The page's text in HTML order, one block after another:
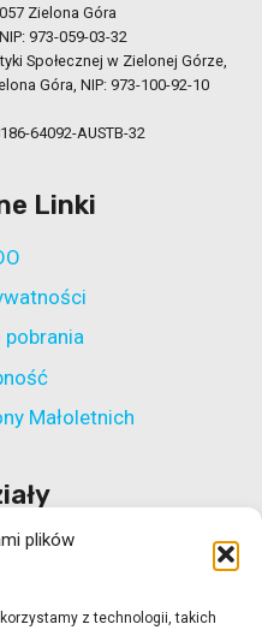
plików
z technologii, takich
Zielona Góra
973-059-03-32
Społecznej w Zielonej Górze,
Góra, NIP: 973-100-92-10
64092-AUSTB-32
Linki
pobrania
Małoletnich
Społecznej
i Społecznej
Społecznego